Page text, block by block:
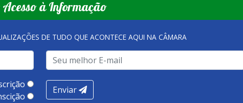
Acesso à Informação
DE TUDO QUE ACONTECE AQUI NA CÂMARA
Enviar